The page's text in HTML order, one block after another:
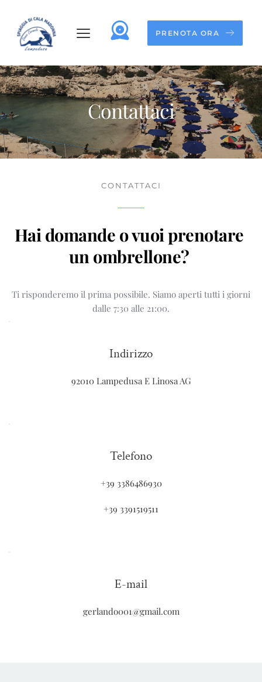
PRENOTA ORA
Contattaci
CONTATTACI
Hai domande o vuoi prenotare
un ombrellone?
Ti risponderemo il prima possibile. Siamo aperti tutti i giorni
dalle 7:30 alle 21:00.
Indirizzo
92010 Lampedusa E Linosa AG
Telefono
+39 3386486930
+39 3391519511
E-mail
gerlando001@gmail.com